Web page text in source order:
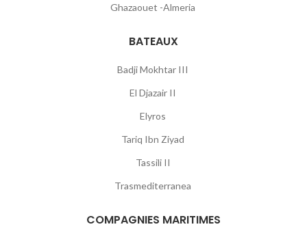
Ghazaouet -Almeria
BATEAUX
Badji Mokhtar III
El Djazair II
Elyros
Tariq Ibn Ziyad
Tassili II
Trasmediterranea
COMPAGNIES MARITIMES